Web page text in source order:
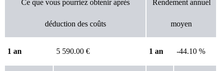
Ce que vous pourriez obtenir après
déduction des coûts
Rendement annuel
moyen
1 an 5 590.00 € 1 an -44.10 %